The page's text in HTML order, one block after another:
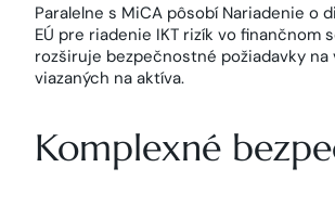
Paralelne s MiCA pôsobí Nariadenie
EÚ pre riadenie IKT rizík vo finančnom
rozširuje bezpečnostné požiadavky
viazaných na aktíva.
Komplexné